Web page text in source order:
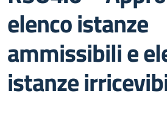
elenco istanze
ammissibili e
istanze